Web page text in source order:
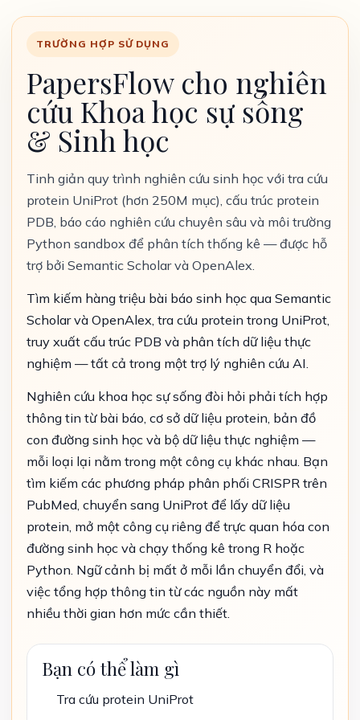
TRƯỜNG HỢP SỬ DỤNG
PapersFlow cho nghiên
cứu Khoa học sự sống
& Sinh học
Tinh giản quy trình nghiên cứu sinh học với tra cứu
protein UniProt (hơn 250M mục), cấu trúc protein
PDB, báo cáo nghiên cứu chuyên sâu và môi trường
Python sandbox để phân tích thống kê — được hỗ
trợ bởi Semantic Scholar và OpenAlex.
Tìm kiếm hàng triệu bài báo sinh học qua Semantic
Scholar và OpenAlex, tra cứu protein trong UniProt,
truy xuất cấu trúc PDB và phân tích dữ liệu thực
nghiệm — tất cả trong một trợ lý nghiên cứu AI.
Nghiên cứu khoa học sự sống đòi hỏi phải tích hợp
thông tin từ bài báo, cơ sở dữ liệu protein, bản đồ
con đường sinh học và bộ dữ liệu thực nghiệm —
mỗi loại lại nằm trong một công cụ khác nhau. Bạn
tìm kiếm các phương pháp phân phối CRISPR trên
PubMed, chuyển sang UniProt để lấy dữ liệu
protein, mở một công cụ riêng để trực quan hóa con
đường sinh học và chạy thống kê trong R hoặc
Python. Ngữ cảnh bị mất ở mỗi lần chuyển đổi, và
việc tổng hợp thông tin từ các nguồn này mất
nhiều thời gian hơn mức cần thiết.
Bạn có thể làm gì
Tra cứu protein UniProt